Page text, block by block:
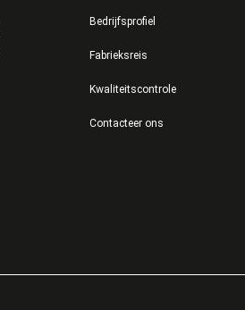
Bedrijfsprofiel
Fabrieksreis
Kwaliteitscontrole
Contacteer ons